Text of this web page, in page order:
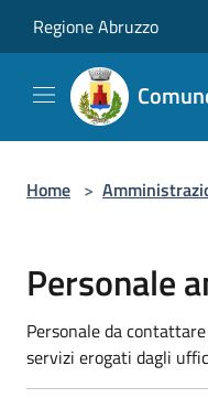
Regione Abruzzo
Home >
Personale
Personale da
servizi erogati dagli